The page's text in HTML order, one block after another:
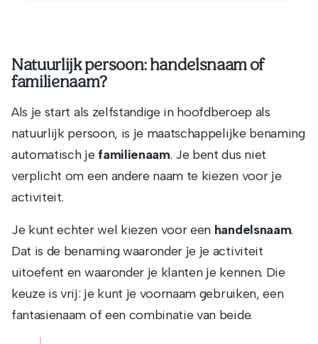
Natuurlijk persoon: handelsnaam of
familienaam?
Als je start als zelfstandige in hoofdberoep als
natuurlijk persoon, is je maatschappelijke benaming
automatisch je familienaam. Je bent dus niet
verplicht om een andere naam te kiezen voor je
activiteit.
Je kunt echter wel kiezen voor een handelsnaam.
Dat is de benaming waaronder je je activiteit
uitoefent en waaronder je klanten je kennen. Die
keuze is vrij: je kunt je voornaam gebruiken, een
fantasienaam of een combinatie van beide.